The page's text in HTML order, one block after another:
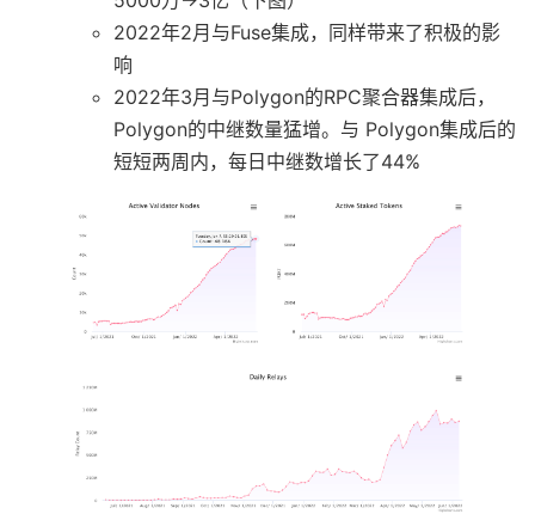
2022年2月与Fuse集成，同样带来了积极的影
响
2022年3月与Polygon的RPC聚合器集成后，
Polygon的中继数量猛增。与 Polygon集成后的
短短两周内，每日中继数增长了44%